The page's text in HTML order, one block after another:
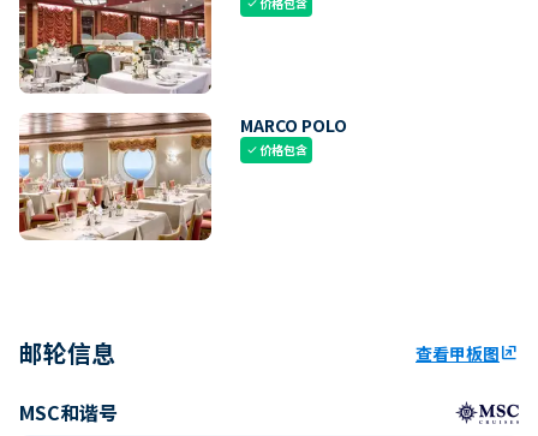
check
MARCO POLO
check价格包含
邮轮信息 查看甲板图ungroup
MSC和谐号